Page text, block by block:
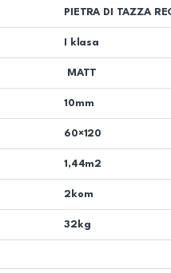
PIETRA DI TAZZA
I klasa
MATT
10mm
60×120
1,44m2
2kom
32kg